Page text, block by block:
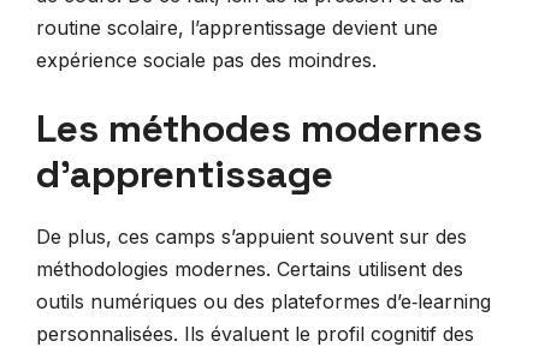
routine scolaire, l’apprentissage devient une
expérience sociale pas des moindres.
Les méthodes modernes
d’apprentissage
De plus, ces camps s’appuient souvent sur des
méthodologies modernes. Certains utilisent des
outils numériques ou des plateformes d’e‑learning
personnalisées. Ils évaluent le profil cognitif des